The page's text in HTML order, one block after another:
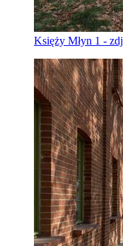
Księży Młyn 1 -